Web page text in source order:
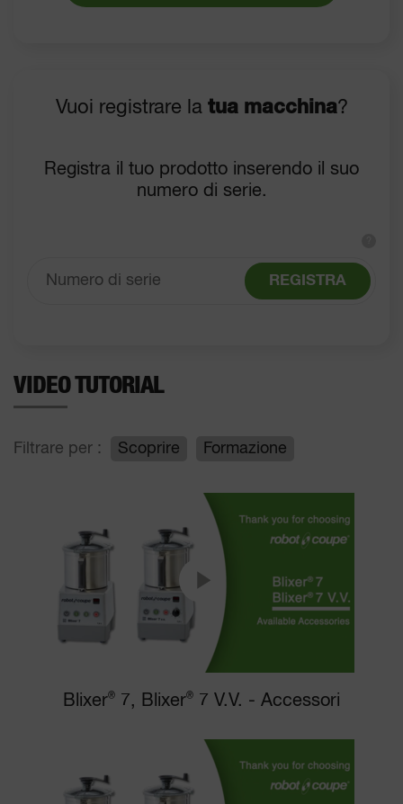
Vuoi registrare la tua macchina?
Registra il tuo prodotto inserendo il suo
numero di serie.
REGISTRA
VIDEO TUTORIAL
Filtrare per : Scoprire Formazione
Blixer® 7, Blixer® 7 V.V. - Accessori